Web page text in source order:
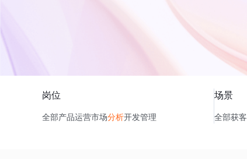
岗位
全部产品运营市场分析开发管理
场景
全部获客